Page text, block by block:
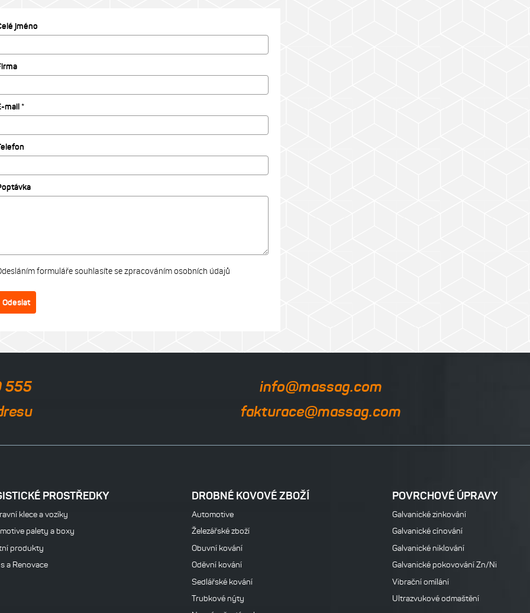
jméno
mail *
formuláře souhlasíte se zpracováním osobních údajů
Odeslat
555
info@massag.com
fakturace@massag.com
PROSTŘEDKY
klece a vozíky
palety a boxy
produkty
a Renovace
DROBNÉ KOVOVÉ ZBOŽÍ
Automotive
Železářské zboží
Obuvní kování
Oděvní kování
Sedlářské kování
Trubkové nýty
POVRCHOVÉ ÚPRAVY
Galvanické zinkování
Galvanické cínování
Galvanické niklování
Galvanické pokovování Zn/Ni
Vibrační omílání
Ultrazvukové odmaštění